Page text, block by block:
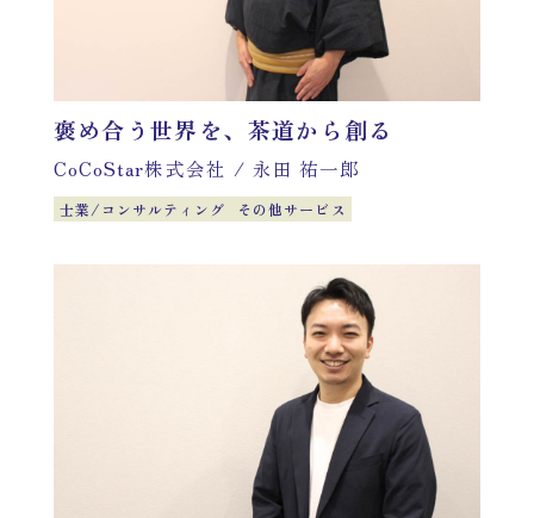
褒め合う世界を、茶道から創る
CoCoStar株式会社 / 永田 祐一郎
士業/コンサルティング その他サービス